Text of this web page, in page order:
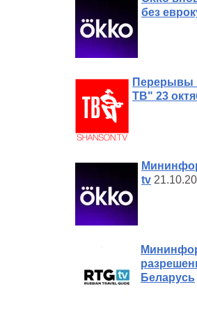
без
Перерывы
ТВ" 23
tv
Беларусь